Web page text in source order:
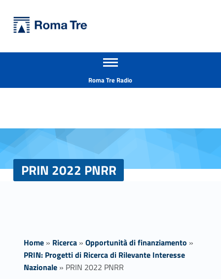
PRIN 2022 PNRR - Università Roma Tre
Apri il menu secondario
Roma Tre Radio
PRIN 2022 PNRR
Home» Ricerca» Opportunità di finanziamento »
PRIN: Progetti di Ricerca di Rilevante Interesse
Nazionale» PRIN 2022 PNRR